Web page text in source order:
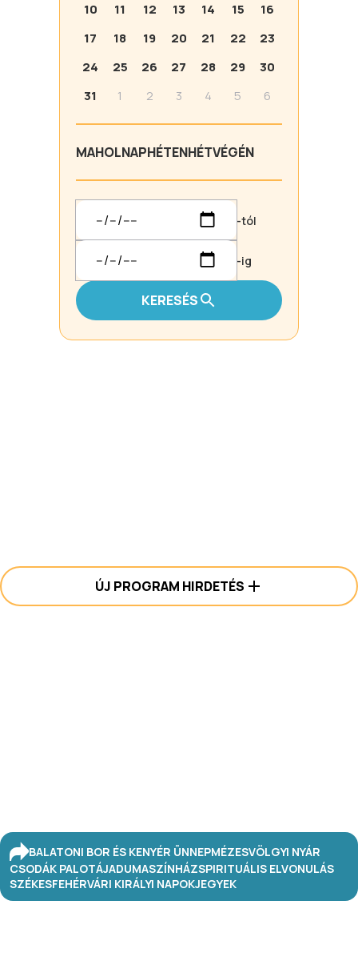
10
11 12 13 14 15
16
17
18 19 20 21 22
23
24
25 26 27 28 29
30
31
1 2 3 4 5 6
MAHOLNAPHÉTENHÉTVÉGÉN
-tól
-ig
KERESÉS
ÚJ PROGRAM HIRDETÉS
BALATONI BOR ÉS KENYÉR ÜNNEPMÉZESVÖLGYI NYÁR
CSODÁK PALOTÁJADUMASZÍNHÁZSPIRITUÁLIS ELVONULÁS
SZÉKESFEHÉRVÁRI KIRÁLYI NAPOKJEGYEK